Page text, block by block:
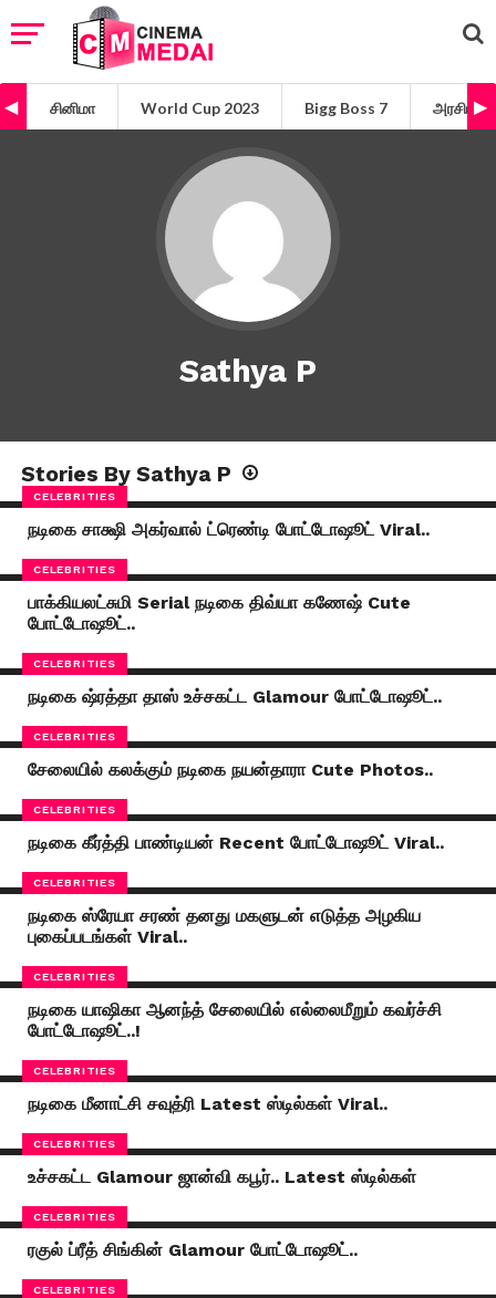
சினிமா World Cup 2023 Bigg Boss 7 அரசியல்
Sathya P
Stories By Sathya P
CELEBRITIES
நடிகை சாக்ஷி அகர்வால் ட்ரெண்டி போட்டோஷூட் Viral..
CELEBRITIES
பாக்கியலட்சுமி Serial நடிகை திவ்யா கணேஷ் Cute
போட்டோஷூட்..
CELEBRITIES
நடிகை ஷ்ரத்தா தாஸ் உச்சகட்ட Glamour போட்டோஷூட்..
CELEBRITIES
சேலையில் கலக்கும் நடிகை நயன்தாரா Cute Photos..
CELEBRITIES
நடிகை கீர்த்தி பாண்டியன் Recent போட்டோஷூட் Viral..
CELEBRITIES
நடிகை ஸ்ரேயா சரண் தனது மகளுடன் எடுத்த அழகிய
புகைப்படங்கள் Viral..
CELEBRITIES
நடிகை யாஷிகா ஆனந்த் சேலையில் எல்லைமீறும் கவர்ச்சி
போட்டோஷூட்..!
CELEBRITIES
நடிகை மீனாட்சி சவுத்ரி Latest ஸ்டில்கள் Viral..
CELEBRITIES
உச்சகட்ட Glamour ஜான்வி கபூர்.. Latest ஸ்டில்கள்
CELEBRITIES
ரகுல் ப்ரீத் சிங்கின் Glamour போட்டோஷூட்..
CELEBRITIES